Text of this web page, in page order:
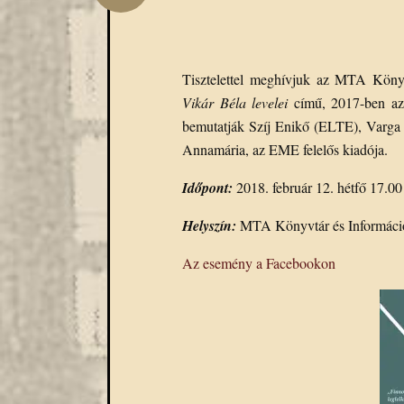
Tisztelettel meghívjuk az MTA
Vikár Béla leveleicímű, 2017-ben az
bemutatják Szíj Enikő (ELTE),
Annamária, az EME felelős kiadója.
Időpont: 2018. február 12. hétfő
Helyszín: MTA Könyvtár és
Az esemény a Facebookon